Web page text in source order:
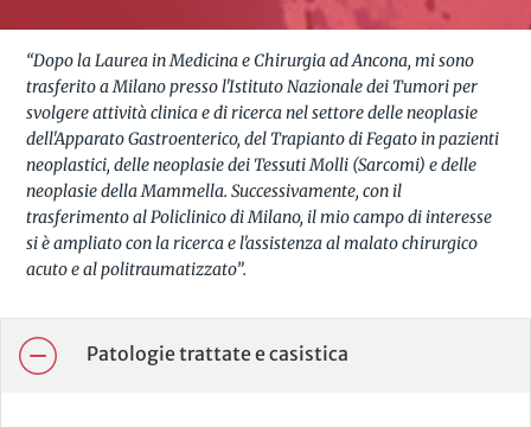
“Dopo la Laurea in Medicina e Chirurgia ad Ancona, mi sono
trasferito a Milano presso l'Istituto Nazionale dei Tumori per
svolgere attività clinica e di ricerca nel settore delle neoplasie
dell'Apparato Gastroenterico, del Trapianto di Fegato in pazienti
neoplastici, delle neoplasie dei Tessuti Molli (Sarcomi) e delle
neoplasie della Mammella. Successivamente, con il
trasferimento al Policlinico di Milano, il mio campo di interesse
si è ampliato con la ricerca e l'assistenza al malato chirurgico
acuto e al politraumatizzato”.
Patologie trattate e casistica